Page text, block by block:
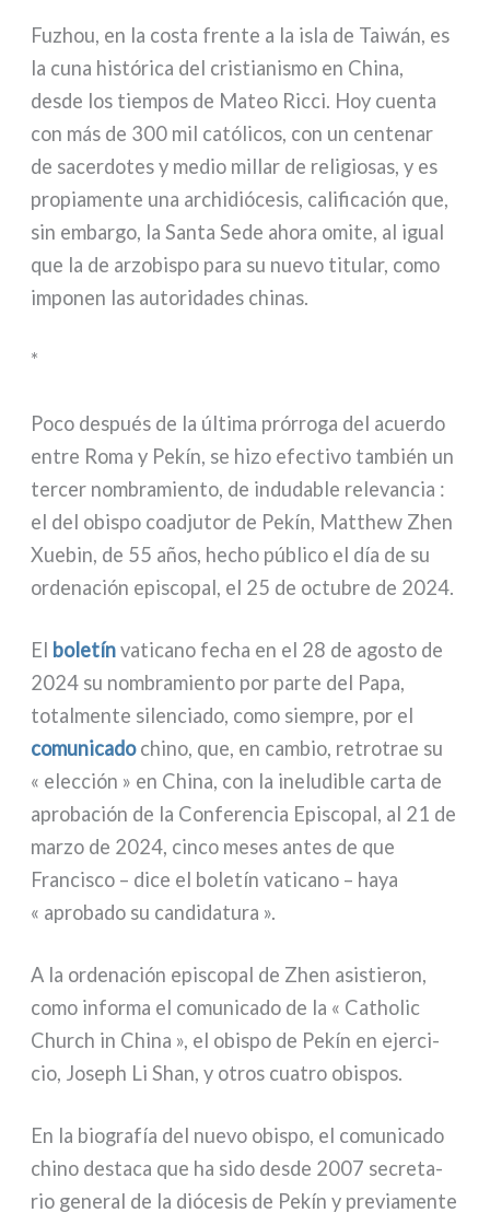
Fuzhou, en la costa fren­te a la isla de Taiwán, es
la cuna histó­ri­ca del cri­stia­ni­smo en China,
desde los tiem­pos de Mateo Ricci. Hoy cuen­ta
con más de 300 mil cató­li­cos, con un cen­te­nar
de sacer­do­tes y medio mil­lar de reli­gio­sas, y es
pro­pia­men­te una archi­dió­ce­sis, cali­fi­ca­ción que,
sin embar­go, la Santa Sede aho­ra omi­te, al igual
que la de arzo­bi­spo para su nue­vo titu­lar, como
impo­nen las auto­ri­da­des chi­nas.
*
Poco después de la últi­ma prór­ro­ga del acuer­do
entre Roma y Pekín, se hizo efec­ti­vo tam­bién un
ter­cer nom­bra­mien­to, de indu­da­ble rele­van­cia :
el del obi­spo coa­d­ju­tor de Pekín, Matthew Zhen
Xuebin, de 55 años, hecho públi­co el día de su
orde­na­ción epi­sco­pal, el 25 de octu­bre de 2024.
El bole­tínvati­ca­no fecha en el 28 de ago­sto de
2024 su nom­bra­mien­to por par­te del Papa,
total­men­te silen­cia­do, como siem­pre, por el
comu­ni­ca­dochi­no, que, en cam­bio, retro­trae su
« elec­ción » en China, con la ine­lu­di­ble car­ta de
apro­ba­ción de la Conferencia Episcopal, al 21 de
mar­zo de 2024, cin­co meses antes de que
Francisco – dice el bole­tín vati­ca­no – haya
« apro­ba­do su can­di­da­tu­ra ».
A la orde­na­ción epi­sco­pal de Zhen asi­stie­ron,
como infor­ma el comu­ni­ca­do de la « Catholic
Church in China », el obi­spo de Pekín en ejer­ci­
cio, Joseph Li Shan, y otros cua­tro obi­spos.
En la bio­gra­fía del nue­vo obi­spo, el comu­ni­ca­do
chi­no desta­ca que ha sido desde 2007 secre­ta­
rio gene­ral de la dió­ce­sis de Pekín y pre­via­men­te